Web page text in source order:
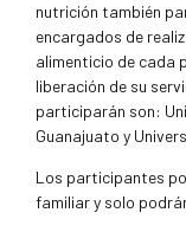
nutrición también
encargados de
alimenticio de cada
liberación de su
participarán son:
Guanajuato y
Los participantes
familiar y solo